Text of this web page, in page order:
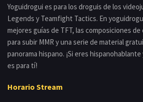
Yoguidrogui es para los droguis de los
Legends y Teamfight Tactics. En
mejores guías de TFT, las composiciones
para subir MMR y una serie de material
panorama hispano. ¡Si eres
es para tí!
Horario Stream